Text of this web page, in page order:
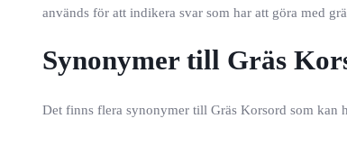
används för att indikera svar som har att göra med
Synonymer till Gräs
Det finns flera synonymer till Gräs Korsord som kan